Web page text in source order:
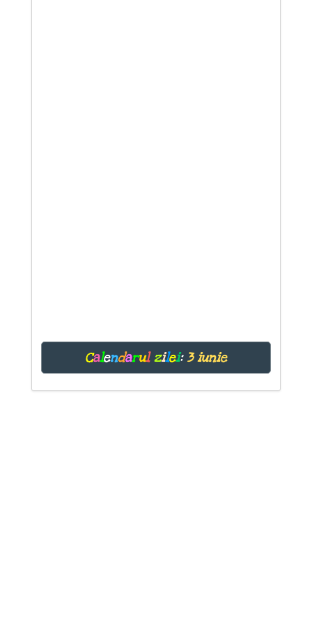
Calendarul zilei: 3 iunie